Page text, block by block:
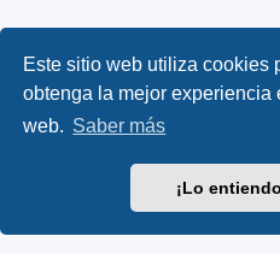
Este sitio web utiliza cookies
obtenga la mejor experiencia
web. Saber más
¡Lo